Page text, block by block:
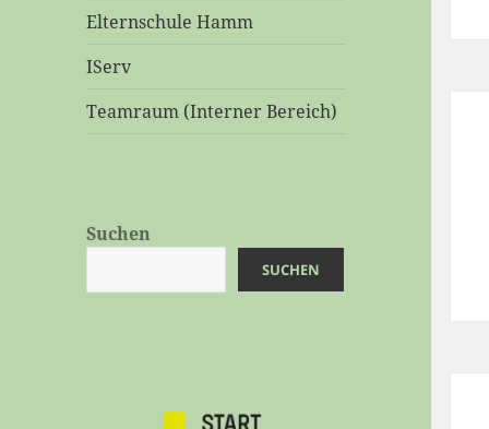
Elternschule Hamm
IServ
Teamraum (Interner Bereich)
Suchen
SUCHEN